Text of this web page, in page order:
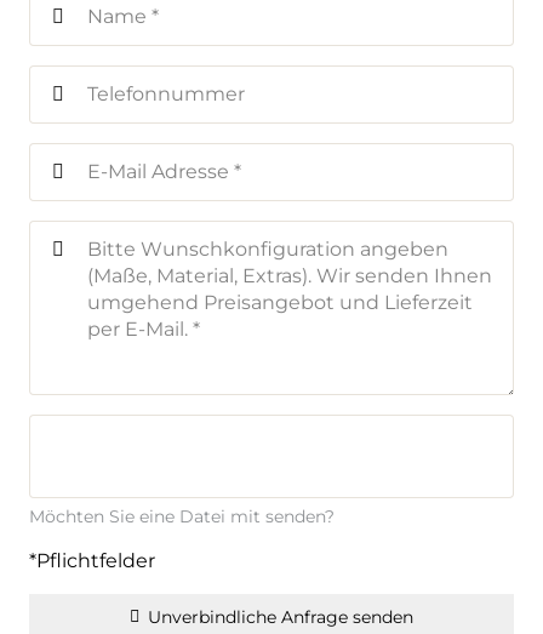
Möchten Sie eine Datei mit senden?
*Pflichtfelder
Unverbindliche Anfrage senden